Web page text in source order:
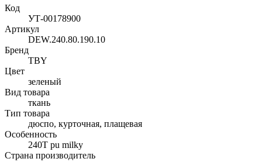
Код
УТ-00178900
Артикул
DEW.240.80.190.10
Бренд
TBY
Цвет
зеленый
Вид товара
ткань
Тип товара
дюспо, курточная, плащевая
Особенность
240Т pu milky
Страна производитель